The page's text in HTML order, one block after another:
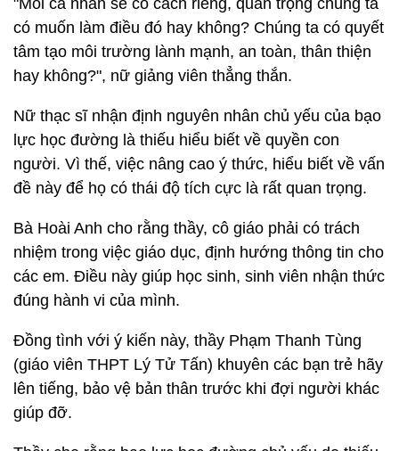
"Mỗi cá nhân sẽ có cách riêng, quan trọng chúng ta
có muốn làm điều đó hay không? Chúng ta có quyết
tâm tạo môi trường lành mạnh, an toàn, thân thiện
hay không?", nữ giảng viên thẳng thắn.
Nữ thạc sĩ nhận định nguyên nhân chủ yếu của bạo
lực học đường là thiếu hiểu biết về quyền con
người. Vì thế, việc nâng cao ý thức, hiểu biết về vấn
đề này để họ có thái độ tích cực là rất quan trọng.
Bà Hoài Anh cho rằng thầy, cô giáo phải có trách
nhiệm trong việc giáo dục, định hướng thông tin cho
các em. Điều này giúp học sinh, sinh viên nhận thức
đúng hành vi của mình.
Đồng tình với ý kiến này, thầy Phạm Thanh Tùng
(giáo viên THPT Lý Tử Tấn) khuyên các bạn trẻ hãy
lên tiếng, bảo vệ bản thân trước khi đợi người khác
giúp đỡ.